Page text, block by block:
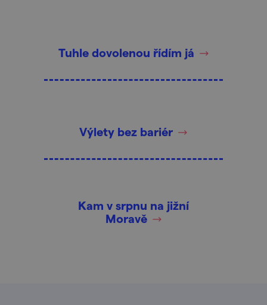
Tuhle dovolenou řídím já
Výlety bez bariér
Kam v srpnu na jižní
Moravě